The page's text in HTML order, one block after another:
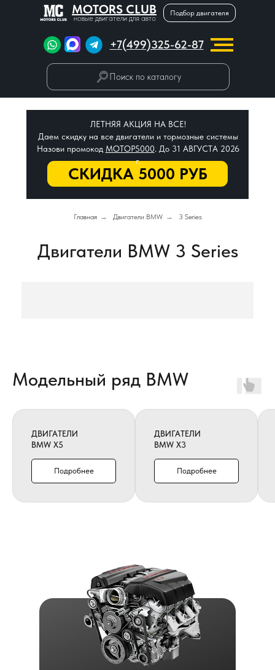
MOTORS CLUB
новые двигатели для авто
Подбор двигателя
+7(499)325-62-87
Поиск по каталогу
СКИДКА 5000 РУБ
ЛЕТНЯЯ АКЦИЯ НА ВСЕ!
Даем скидку на все двигатели и тормозные системы
Назови промокод МОТОР5000. До 31 АВГУСТА 2026
г.
Главная → Двигатели BMW → 3 Series
Двигатели BMW 3 Series
Модельный ряд BMW
ДВИГАТЕЛИ
BMW X5
Подробнее
ДВИГАТЕЛИ
BMW X3
Подробнее